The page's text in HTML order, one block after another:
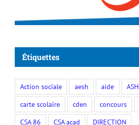
Étiquettes
Action sociale aesh aide ASH
carte scolaire
cden concours
CSA 86
CSA acad
DIRECTION